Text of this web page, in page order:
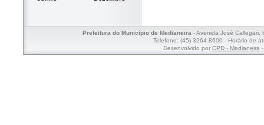
Prefeitura do Município de Medianeira- Avenida José Callegari,
Telefone: (45) 3264-8600 - Horário de
Desenvolvido por CPD - Medianeira-